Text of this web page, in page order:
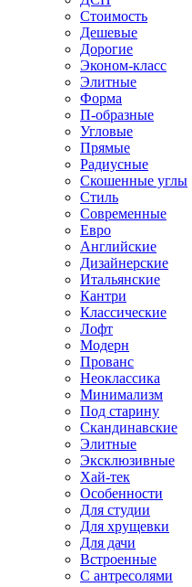
Стоимость
Дешевые
Дорогие
Эконом-класс
Элитные
Форма
П-образные
Угловые
Прямые
Радиусные
Скошенные углы
Стиль
Современные
Евро
Английские
Дизайнерские
Итальянские
Кантри
Классические
Лофт
Модерн
Прованс
Неоклассика
Минимализм
Под старину
Скандинавские
Элитные
Эксклюзивные
Хай-тек
Особенности
Для студии
Для хрущевки
Для дачи
Встроенные
С антресолями